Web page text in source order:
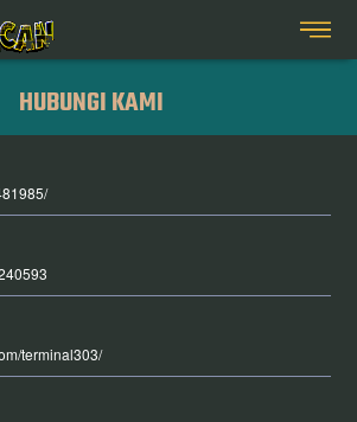
HUBUNGI KAMI
terminal303/